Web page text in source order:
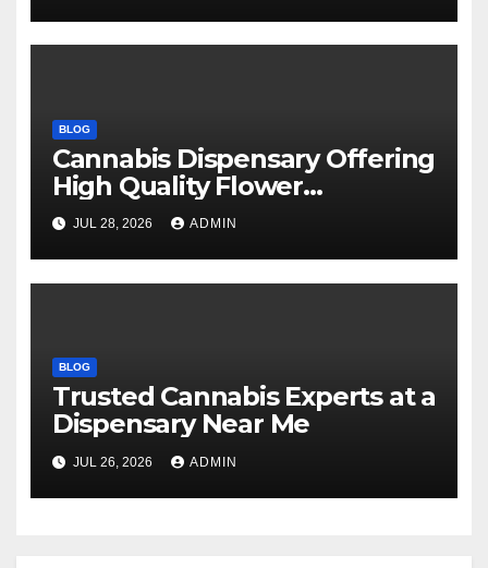
BLOG
Cannabis Dispensary Offering
High Quality Flower
Selections
JUL 28, 2026 ADMIN
BLOG
Trusted Cannabis Experts at a
Dispensary Near Me
JUL 26, 2026 ADMIN